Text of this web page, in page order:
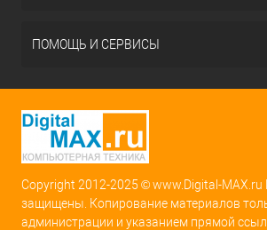
ПОМОЩЬ И СЕРВИСЫ
Copyright 2012-2025 © www.Digital-MAX.ru
защищены. Копирование материалов
администрации и указанием прямой